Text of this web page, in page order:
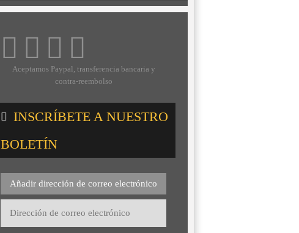
Aceptamos Paypal, transferencia bancaria y
contra-reembolso
INSCRÍBETE A NUESTRO
BOLETÍN
Añadir dirección de correo electrónico